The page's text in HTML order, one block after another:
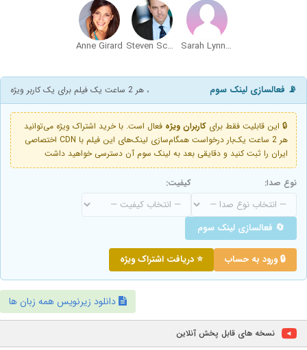
Sarah Lynn Furman
Steven Scott Garretson
Anne Girard
📡 فعالسازی لینک سوم ، هر 2 ساعت یک فیلم برای یک کاربر ویژه
🔒 این قابلیت فقط برای کاربران ویژه فعال است. با خرید اشتراک ویژه می‌توانید
هر 2 ساعت یک‌بار درخواست همگام‌سازی لینک‌های این فیلم با CDN اختصاصی
ایران را ثبت کنید و دقایقی بعد به لینک سوم آن دسترسی خواهید داشت
نوع صدا: کیفیت:
🔄 فعالسازی لینک سوم
🔒 ورود به حساب ⭐ دریافت اشتراک ویژه
دانلود زیرنویس همه زبان ها
نسخه های قابل پخش آنلاین